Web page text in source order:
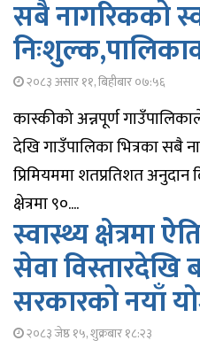
सबै नागरिकको
२०८३ असार ११, बिहीबार ०७:५६
कास्कीको अन्नपूर्ण
देखि गाउँपालिका भित्रका सबै
प्रिमियममा शतप्रतिशत
क्षेत्रमा ९०....
स्वास्थ्य क्षेत्रमा
सेवा विस्तारदेखि
सरकारको नयाँ
२०८३ जेष्ठ १५, शुक्रबार १८:२३